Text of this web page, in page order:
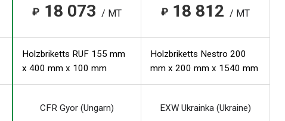
₽ 18 073 / MT ₽ 18 812 / MT
Holzbriketts RUF 155 mm
x 400 mm x 100 mm
Holzbriketts Nestro 200
mm x 200 mm x 1540 mm
CFR Gyor (Ungarn) EXW Ukrainka (Ukraine)